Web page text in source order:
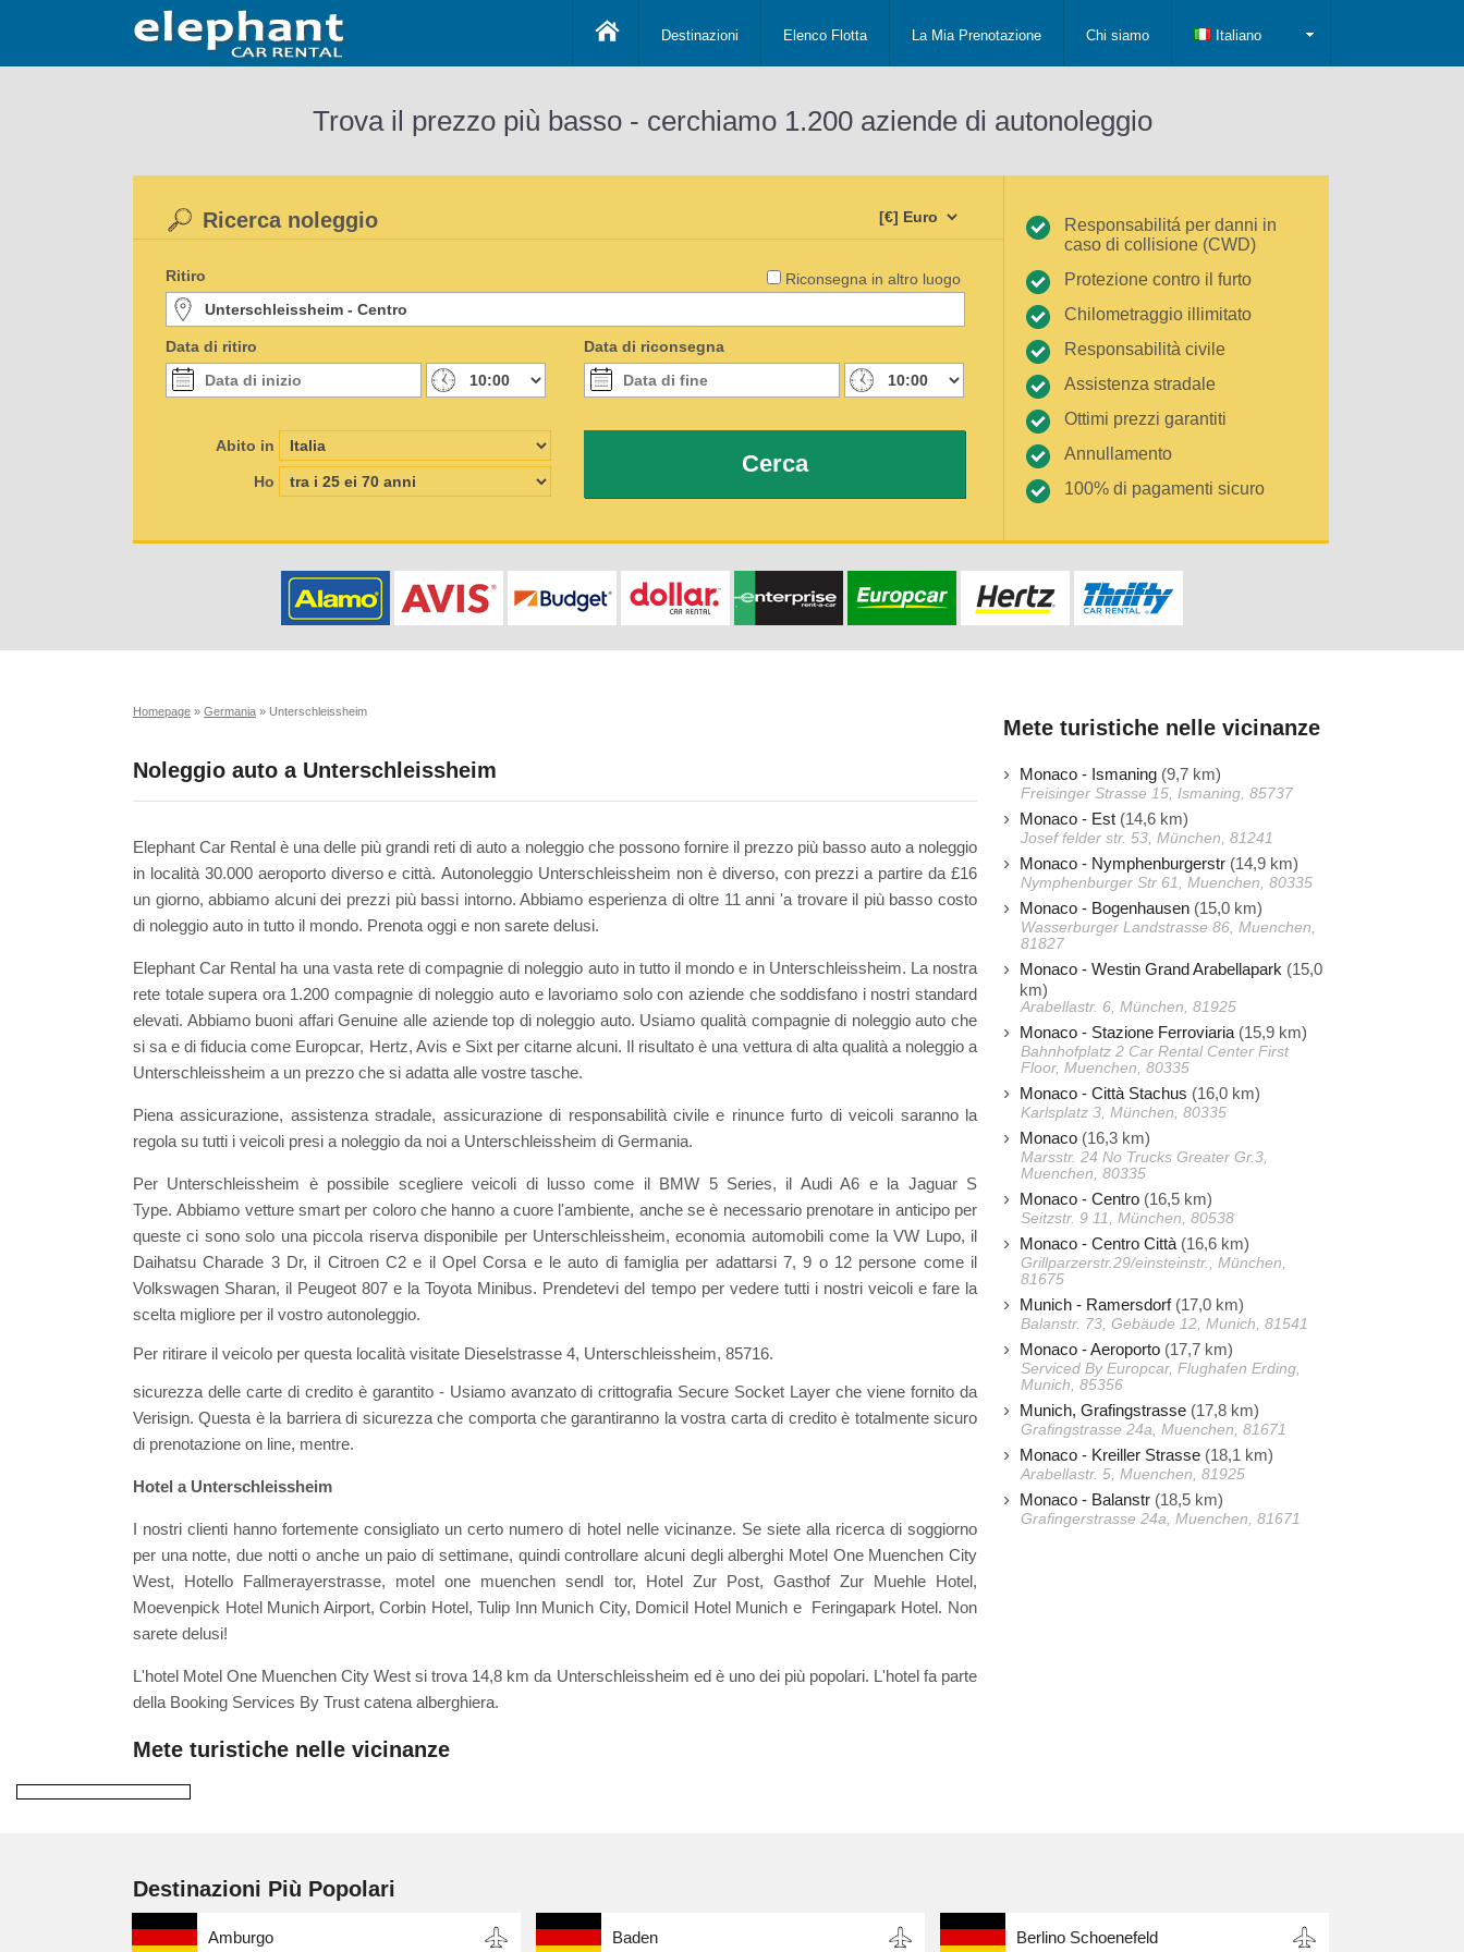
Destinazioni Elenco Flotta La Mia Prenotazione Chi siamo Italiano
Trova il prezzo più basso - cerchiamo 1.200 aziende di autonoleggio
Riconsegna in altro luogo
Ricerca noleggio
Ritiro
Data di ritiro Data di riconsegna
Abito in
Ho
Cerca
Responsabilitá per danni in
caso di collisione (CWD)
Protezione contro il furto
Chilometraggio illimitato
Responsabilità civile
Assistenza stradale
Ottimi prezzi garantiti
Annullamento
100% di pagamenti sicuro
Homepage » Germania » Unterschleissheim
Noleggio auto a Unterschleissheim
Elephant Car Rental è una delle più grandi reti di auto a noleggio che possono fornire il prezzo più basso auto a noleggio
in località 30.000 aeroporto diverso e città. Autonoleggio Unterschleissheim non è diverso, con prezzi a partire da £16
un giorno, abbiamo alcuni dei prezzi più bassi intorno. Abbiamo esperienza di oltre 11 anni 'a trovare il più basso costo
di noleggio auto in tutto il mondo. Prenota oggi e non sarete delusi.
Elephant Car Rental ha una vasta rete di compagnie di noleggio auto in tutto il mondo e in Unterschleissheim. La nostra
rete totale supera ora 1.200 compagnie di noleggio auto e lavoriamo solo con aziende che soddisfano i nostri standard
elevati. Abbiamo buoni affari Genuine alle aziende top di noleggio auto. Usiamo qualità compagnie di noleggio auto che
si sa e di fiducia come Europcar, Hertz, Avis e Sixt per citarne alcuni. Il risultato è una vettura di alta qualità a noleggio a
Unterschleissheim a un prezzo che si adatta alle vostre tasche.
Piena assicurazione, assistenza stradale, assicurazione di responsabilità civile e rinunce furto di veicoli saranno la
regola su tutti i veicoli presi a noleggio da noi a Unterschleissheim di Germania.
Per Unterschleissheim è possibile scegliere veicoli di lusso come il BMW 5 Series, il Audi A6 e la Jaguar S
Type. Abbiamo vetture smart per coloro che hanno a cuore l'ambiente, anche se è necessario prenotare in anticipo per
queste ci sono solo una piccola riserva disponibile per Unterschleissheim, economia automobili come la VW Lupo, il
Daihatsu Charade 3 Dr, il Citroen C2 e il Opel Corsa e le auto di famiglia per adattarsi 7, 9 o 12 persone come il
Volkswagen Sharan, il Peugeot 807 e la Toyota Minibus. Prendetevi del tempo per vedere tutti i nostri veicoli e fare la
scelta migliore per il vostro autonoleggio.
Per ritirare il veicolo per questa località visitate Dieselstrasse 4, Unterschleissheim, 85716.
sicurezza delle carte di credito è garantito - Usiamo avanzato di crittografia Secure Socket Layer che viene fornito da
Verisign. Questa è la barriera di sicurezza che comporta che garantiranno la vostra carta di credito è totalmente sicuro
di prenotazione on line, mentre.
Hotel a Unterschleissheim
I nostri clienti hanno fortemente consigliato un certo numero di hotel nelle vicinanze. Se siete alla ricerca di soggiorno
per una notte, due notti o anche un paio di settimane, quindi controllare alcuni degli alberghi Motel One Muenchen City
West, Hotello Fallmerayerstrasse, motel one muenchen sendl tor, Hotel Zur Post, Gasthof Zur Muehle Hotel,
Moevenpick Hotel Munich Airport, Corbin Hotel, Tulip Inn Munich City, Domicil Hotel Munich e Feringapark Hotel. Non
sarete delusi!
L'hotel Motel One Muenchen City West si trova 14,8 km da Unterschleissheim ed è uno dei più popolari. L'hotel fa parte
della Booking Services By Trust catena alberghiera.
Mete turistiche nelle vicinanze
Mete turistiche nelle vicinanze
Monaco - Ismaning (9,7 km)
Freisinger Strasse 15, Ismaning, 85737
Monaco - Est (14,6 km)
Josef felder str. 53, München, 81241
Monaco - Nymphenburgerstr (14,9 km)
Nymphenburger Str 61, Muenchen, 80335
Monaco - Bogenhausen (15,0 km)
Wasserburger Landstrasse 86, Muenchen,
81827
Monaco - Westin Grand Arabellapark (15,0
km)
Arabellastr. 6, München, 81925
Monaco - Stazione Ferroviaria (15,9 km)
Bahnhofplatz 2 Car Rental Center First
Floor, Muenchen, 80335
Monaco - Città Stachus (16,0 km)
Karlsplatz 3, München, 80335
Monaco (16,3 km)
Marsstr. 24 No Trucks Greater Gr.3,
Muenchen, 80335
Monaco - Centro (16,5 km)
Seitzstr. 9 11, München, 80538
Monaco - Centro Città (16,6 km)
Grillparzerstr.29/einsteinstr., München,
81675
Munich - Ramersdorf(17,0 km)
Balanstr. 73, Gebäude 12, Munich, 81541
Monaco - Aeroporto (17,7 km)
Serviced By Europcar, Flughafen Erding,
Munich, 85356
Munich, Grafingstrasse (17,8 km)
Grafingstrasse 24a, Muenchen, 81671
Monaco - Kreiller Strasse (18,1 km)
Arabellastr. 5, Muenchen, 81925
Monaco - Balanstr (18,5 km)
Grafingerstrasse 24a, Muenchen, 81671
Destinazioni Più Popolari
Amburgo Baden Berlino Schoenefeld